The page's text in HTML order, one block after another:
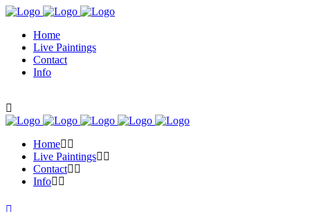
Home
Live Paintings
Contact
Info
Home
Live Paintings
Contact
Info